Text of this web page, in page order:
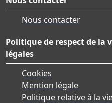
Nous contacter
Politique de respect de la
légales
Cookies
Mention légale
Politique relative à la